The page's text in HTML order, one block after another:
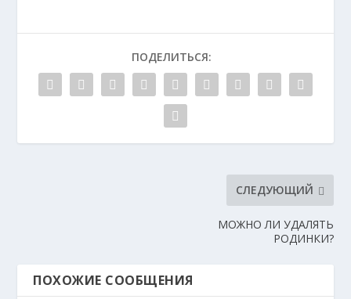
ПОДЕЛИТЬСЯ:
СЛЕДУЮЩИЙ
МОЖНО ЛИ УДАЛЯТЬ
РОДИНКИ?
ПОХОЖИЕ СООБЩЕНИЯ